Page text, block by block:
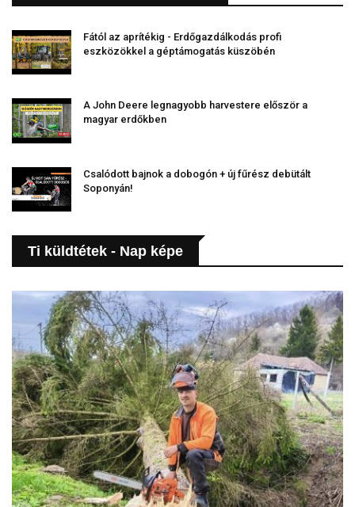
Fától az aprítékig - Erdőgazdálkodás profi
eszközökkel a géptámogatás küszöbén
A John Deere legnagyobb harvestere először a
magyar erdőkben
Csalódott bajnok a dobogón + új fűrész debütált
Soponyán!
Ti küldtétek - Nap képe